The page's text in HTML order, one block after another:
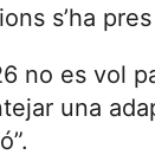
s’ha
no es vol
una